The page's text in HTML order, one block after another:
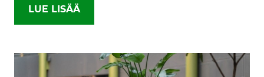
LUE LISÄÄ